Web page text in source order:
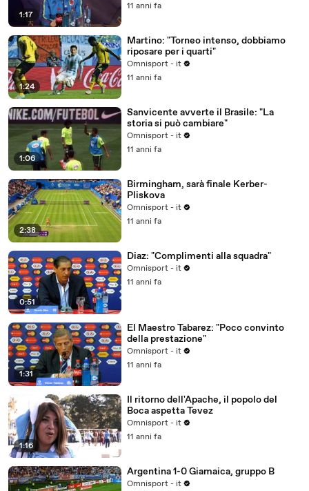
1:17
11 anni fa
1:24
Martino: "Torneo intenso, dobbiamo
riposare per i quarti"
Omnisport - it
11 anni fa
1:06
Sanvicente avverte il Brasile: "La
storia si può cambiare"
Omnisport - it
11 anni fa
2:38
Birmingham, sarà finale Kerber-
Pliskova
Omnisport - it
11 anni fa
0:51
Diaz: "Complimenti alla squadra"
Omnisport - it
11 anni fa
1:31
El Maestro Tabarez: "Poco convinto
della prestazione"
Omnisport - it
11 anni fa
1:16
Il ritorno dell'Apache, il popolo del
Boca aspetta Tevez
Omnisport - it
11 anni fa
Argentina 1-0 Giamaica, gruppo B
Omnisport - it